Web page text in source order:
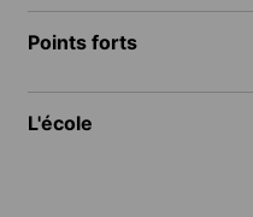
Points forts
L'école